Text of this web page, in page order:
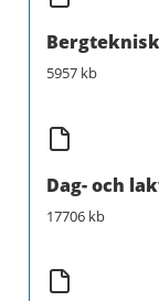
5957 kb
Dag- och
17706 kb